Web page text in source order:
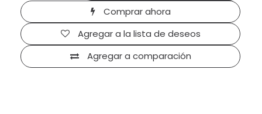
Comprar ahora
Agregar a comparación
Agregar a la lista de deseos